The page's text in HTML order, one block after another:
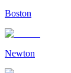
Boston
Newton